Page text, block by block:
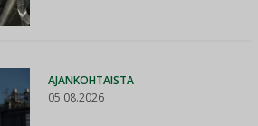
AJANKOHTAISTA
05.08.2026